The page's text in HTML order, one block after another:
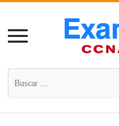
Buscar: